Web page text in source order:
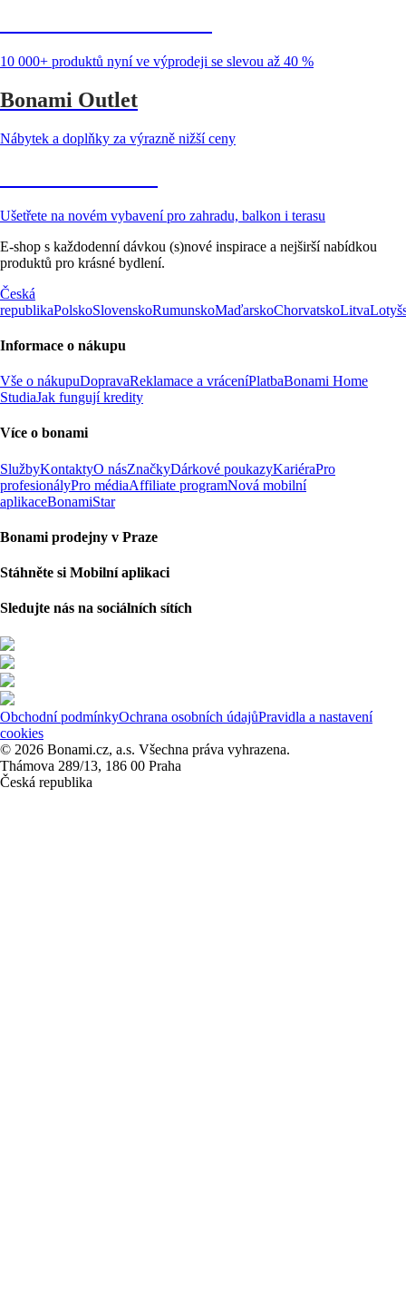
10 000+ produktů nyní ve výprodeji se slevou až 40 %
Bonami Outlet
Nábytek a doplňky za výrazně nižší ceny
Ušetřete na novém vybavení pro zahradu, balkon i terasu
E-shop s každodenní dávkou (s)nové inspirace a nejširší nabídkou
produktů pro krásné bydlení.
Česká
republikaPolskoSlovenskoRumunskoMaďarskoChorvatskoLitva
Informace o nákupu
Vše o nákupuDopravaReklamace a vráceníPlatbaBonami Home
StudiaJak fungují kredity
Více o bonami
SlužbyKontaktyO násZnačkyDárkové poukazyKariéraPro
profesionályPro médiaAffiliate programNová mobilní
aplikaceBonamiStar
Bonami prodejny v Praze
Stáhněte si Mobilní aplikaci
Sledujte nás na sociálních sítích
Obchodní podmínkyOchrana osobních údajůPravidla a nastavení
cookies
© 2026 Bonami.cz, a.s. Všechna práva vyhrazena.
Thámova 289/13, 186 00 Praha
Česká republika